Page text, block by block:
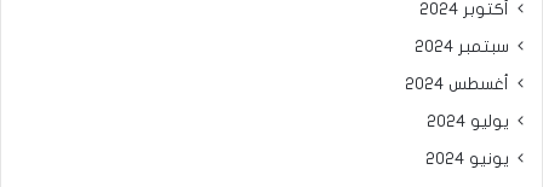
أكتوبر 2024
سبتمبر 2024
أغسطس 2024
يوليو 2024
يونيو 2024